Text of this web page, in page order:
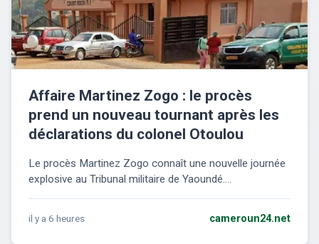
Affaire Martinez Zogo : le procès
prend un nouveau tournant après les
déclarations du colonel Otoulou
Le procès Martinez Zogo connaît une nouvelle journée
explosive au Tribunal militaire de Yaoundé....
il y a 6 heures cameroun24.net